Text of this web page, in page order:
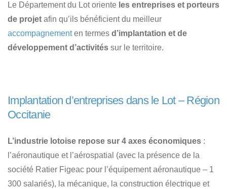
Le Département du Lot oriente les entreprises et porteurs
de projet afin qu’ils bénéficient du meilleur
accompagnementen termes d’implantation et de
développement d’activités sur le territoire.
Implantation d’entreprises dans le Lot – Région
Occitanie
L’industrie lotoise repose sur 4 axes économiques :
l’aéronautique et l’aérospatial (avec la présence de la
société Ratier Figeac pour l’équipement aéronautique – 1
300 salariés), la mécanique, la construction électrique et